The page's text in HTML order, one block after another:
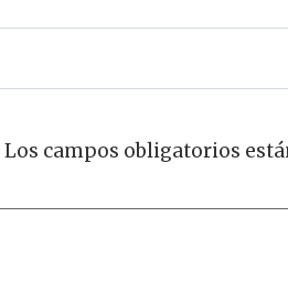
Los campos obligatorios